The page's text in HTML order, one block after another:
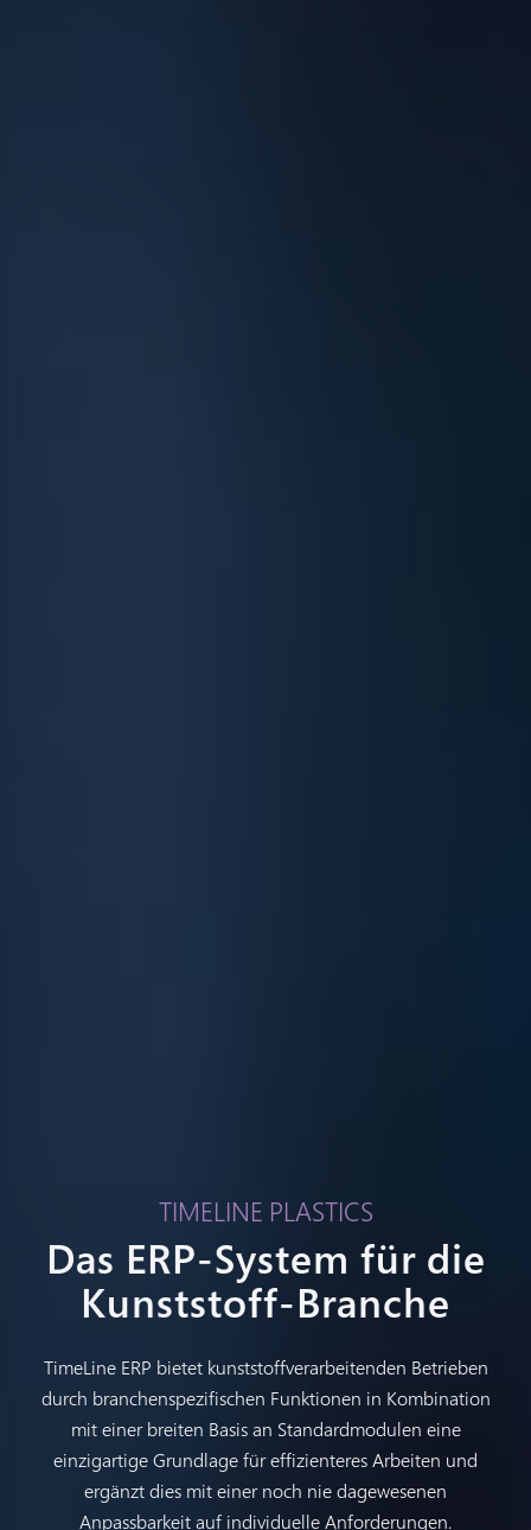
TIMELINE PLASTICS
Das ERP-System für die
Kunststoff-Branche
TimeLine ERP bietet kunststoffverarbeitenden Betrieben
durch branchenspezifischen Funktionen in Kombination
mit einer breiten Basis an Standardmodulen eine
einzigartige Grundlage für effizienteres Arbeiten und
ergänzt dies mit einer noch nie dagewesenen
Anpassbarkeit auf individuelle Anforderungen.